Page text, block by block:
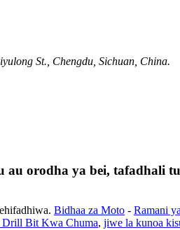
St., Chengdu, Sichuan, China.
au orodha ya bei, tafadhali
Bidhaa za Moto - Ramani
Drill Bit Kwa Chuma, jiwe la kunoa